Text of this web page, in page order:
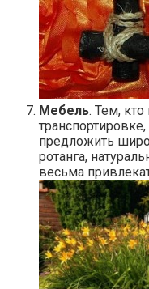
Мебель. Тем,
предложить
ротанга,
весьма